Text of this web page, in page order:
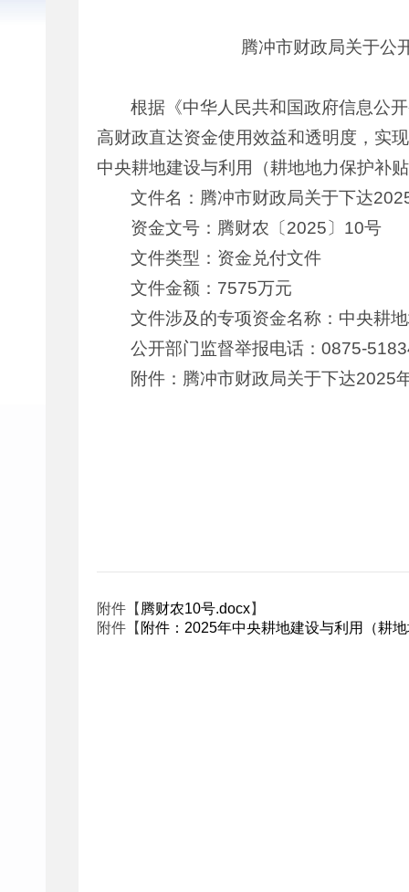
腾冲市财政局关于公
根据《中华人民共和国政府信息公
高财政直达资金使用效益和透明度，实
中央耕地建设与利用（耕地地力保护补
文件名：腾冲市财政局关于下达
资金文号：腾财农〔2025〕10号
文件类型：资金兑付文件
文件金额：7575万元
文件涉及的专项资金名称：中央耕
公开部门监督举报电话：0875-
附件：腾冲市财政局关于下达2025
附件【 腾财农10号.docx】
附件【 附件：2025年中央耕地建设与利用（耕